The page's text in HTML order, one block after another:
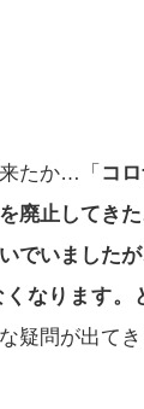
たか…「 コ
廃止してき
でいました
くなります。
疑問が出てき